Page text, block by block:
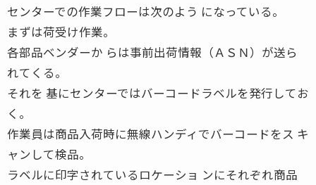
センターでの作業フローは次のよう になっている。
まずは荷受け作業。
各部品ベンダーか らは事前出荷情報（ＡＳＮ）が送ら
れてくる。
それを 基にセンターではバーコードラベルを発行してお
く。
作業員は商品入荷時に無線ハンディでバーコードをス キ
ャンして検品。
ラベルに印字されているロケーショ ンにそれぞれ商品